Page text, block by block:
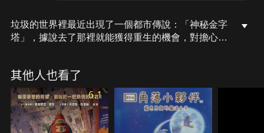
垃圾的世界裡最近出現了一個都市傳說：「神秘金字
塔」，據說去了那裡就能獲得重生的機會，對擔心被
鼻，好朋友泡泡怎麼做也說服不了他。然而此時看起
來一點都不像垃圾的閃閃出現，改變人生的契機突然
降臨，瘦哥和泡泡為了將閃閃送回他所在的地方，一
場意想不到的旅程就此展開。
其他人也看了
6.1